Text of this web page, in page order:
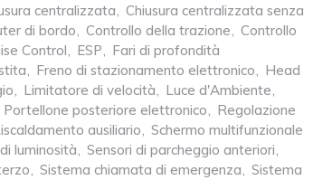
centralizzata, Chiusura centralizzata senza
di bordo, Controllo della trazione, Controllo
Control, ESP, Fari di profondità
, Freno di stazionamento elettronico, Head
, Limitatore di velocità, Luce d'Ambiente,
Portellone posteriore elettronico, Regolazione
ausiliario, Schermo multifunzionale
luminosità, Sensori di parcheggio anteriori,
, Sistema chiamata di emergenza, Sistema